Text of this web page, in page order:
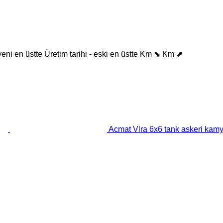
en üstte Üretim tarihi - eski en üstte Km ⬊ Km ⬈
Acmat Vlra 6x6 tank askeri